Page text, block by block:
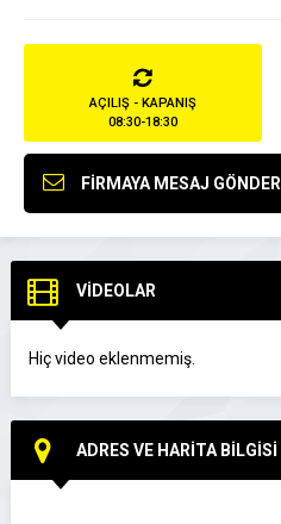
AÇILIŞ - KAPANIŞ
08:30-18:30
FİRMAYA MESAJ GÖNDER
VİDEOLAR
Hiç video eklenmemiş.
ADRES VE HARİTA BİLGİSİ